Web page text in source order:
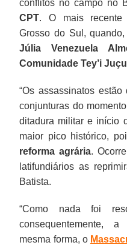
conflitos no campo no
CPT. O mais recente
Grosso do Sul,
Júlia Venezuela
Comunidade Tey’i Juçu
“Os assassinatos
conjunturas do
ditadura militar e início
maior pico histórico,
reforma agrária.
latifundiários as
Batista.
“Como nada foi
consequentemente,
mesma forma, o